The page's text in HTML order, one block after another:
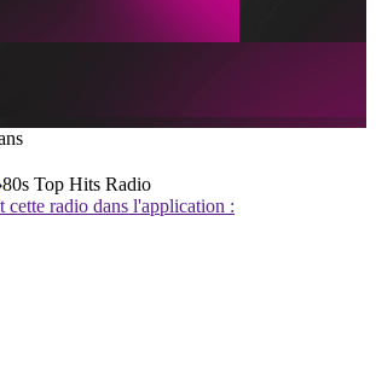
80s Top Hits Radio
cette radio dans l'application :